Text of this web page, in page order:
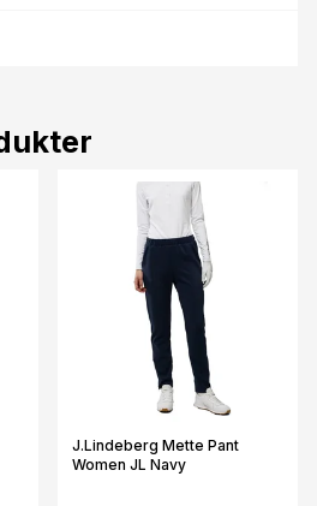
J.Lindeberg Mette Pant
Women JL Navy